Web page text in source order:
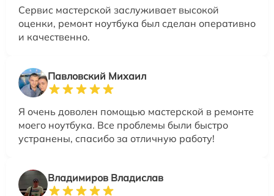
Сервис мастерской заслуживает высокой
оценки, ремонт ноутбука был сделан оперативно
и качественно.
Павловский Михаил
Я очень доволен помощью мастерской в ремонте
моего ноутбука. Все проблемы были быстро
устранены, спасибо за отличную работу!
Владимиров Владислав